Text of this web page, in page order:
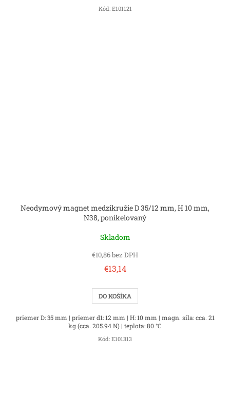
Kód: E101121
Neodymový magnet medzikružie D 35/12 mm, H 10 mm,
N38, ponikelovaný
Skladom
€10,86 bez DPH
€13,14
DO KOŠÍKA
priemer D: 35 mm | priemer d1: 12 mm | H: 10 mm | magn. sila: cca. 21
kg (cca. 205.94 N) | teplota: 80 °C
Kód: E101313